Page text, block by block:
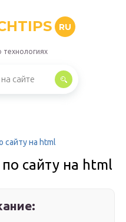
RU
сайту на html
сайту на html